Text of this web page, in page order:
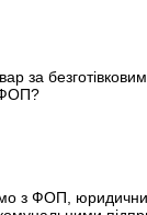
за
ФОП?
з ФОП,